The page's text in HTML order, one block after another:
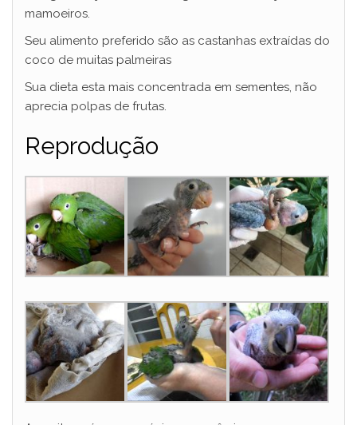
mamoeiros.
Seu alimento preferido são as castanhas extraídas do
coco de muitas palmeiras
Sua dieta esta mais concentrada em sementes, não
aprecia polpas de frutas.
Reprodução